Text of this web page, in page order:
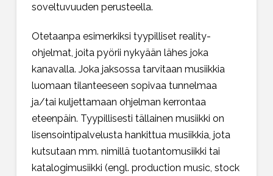
soveltuvuuden perusteella.
Otetaanpa esimerkiksi tyypilliset reality-
ohjelmat, joita pyörii nykyään lähes joka
kanavalla. Joka jaksossa tarvitaan musiikkia
luomaan tilanteeseen sopivaa tunnelmaa
ja/tai kuljettamaan ohjelman kerrontaa
eteenpäin. Tyypillisesti tällainen musiikki on
lisensointipalvelusta hankittua musiikkia, jota
kutsutaan mm. nimillä tuotantomusiikki tai
katalogimusiikki (engl. production music, stock